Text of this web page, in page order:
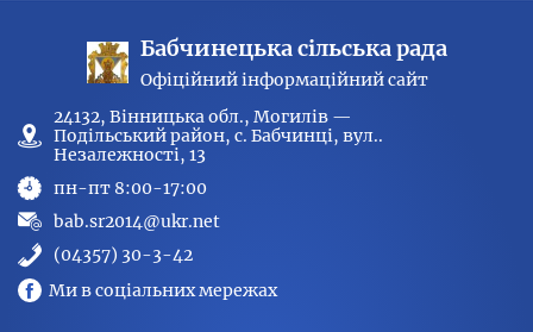
Бабчинецька сільська рада
Офіційний інформаційний сайт
24132, Вінницька обл., Могилів —
Подільський район, с. Бабчинці, вул..
Незалежності, 13
пн-пт 8:00-17:00
bab.sr2014@ukr.net
(04357) 30-3-42
Ми в соціальних мережах